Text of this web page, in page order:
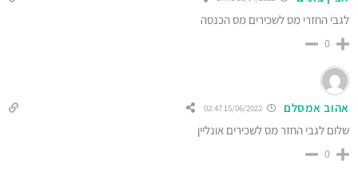
לגבי החזרי מס לשכירים מס הכנסה
0
אהוב אמסלם
שלום לגבי החזר מס לשכירים אונליין
0